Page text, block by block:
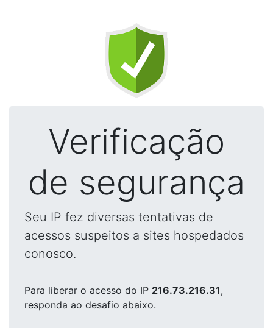
Verificação
de segurança
Seu IP fez diversas tentativas de
acessos suspeitos a sites hospedados
conosco.
Para liberar o acesso do IP 216.73.216.31,
responda ao desafio abaixo.